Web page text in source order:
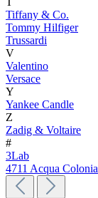
Tiffany & Co.
Tommy Hilfiger
Trussardi
V
Valentino
Versace
Y
Yankee Candle
Z
Zadig & Voltaire
#
3Lab
4711 Acqua Colonia